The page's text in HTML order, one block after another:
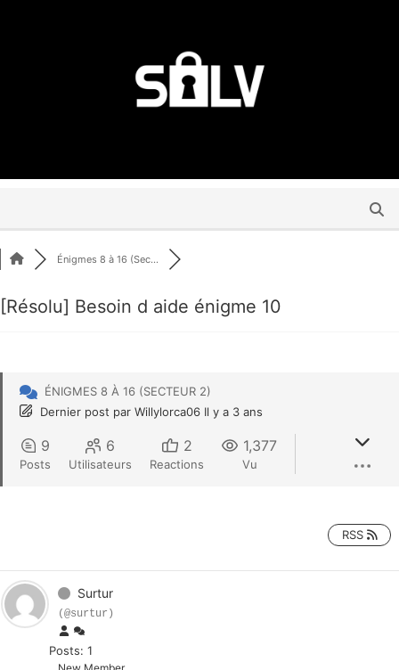
Énigmes 8 à 16 (Sec...
[Résolu] Besoin d aide énigme 10
ÉNIGMES 8 À 16 (SECTEUR 2)
Dernier post par Willylorca06 Il y a 3 ans
9
Posts
6
Utilisateurs
2
Reactions
1,377
Vu
RSS
Surtur
(@surtur)
Posts: 1